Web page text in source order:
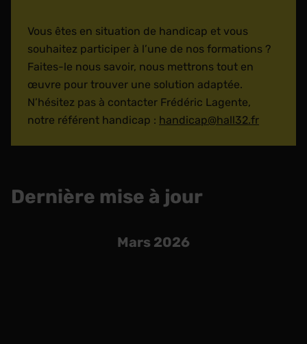
Vous êtes en situation de handicap et vous
souhaitez participer à l’une de nos formations ?
Faites-le nous savoir, nous mettrons tout en
œuvre pour trouver une solution adaptée.
N’hésitez pas à contacter Frédéric Lagente,
notre référent handicap : handicap@hall32.fr
Dernière mise à jour
Mars 2026